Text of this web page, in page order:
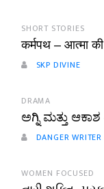
SHORT STORIES
कर्मपथ – आत्मा
SKP DIVINE
DRAMA
ಅಗ್ನಿ ಮತ್ತು
DANGER WRITER
WOMEN FOCUSED